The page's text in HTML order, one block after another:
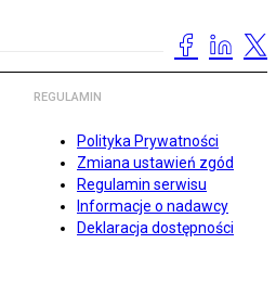
REGULAMIN
Polityka Prywatności
Zmiana ustawień zgód
Regulamin serwisu
Informacje o nadawcy
Deklaracja dostępności